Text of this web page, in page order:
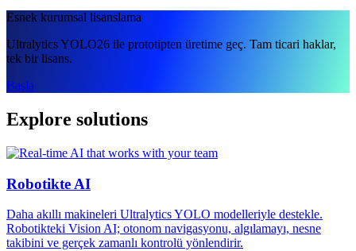
Esnek kurumsal lisanslama
Ultralytics YOLO26 ile prototipten üretime geç. Tam ticari haklar,
tek bir lisans.
Başla
Explore solutions
Robotikte AI
Daha akıllı makineleri Ultralytics YOLO modelleriyle destekle.
Robotikteki Vision AI; otonom navigasyonu, algılamayı, nesne
takibini ve gerçek zamanlı kontrolü yönlendirir.